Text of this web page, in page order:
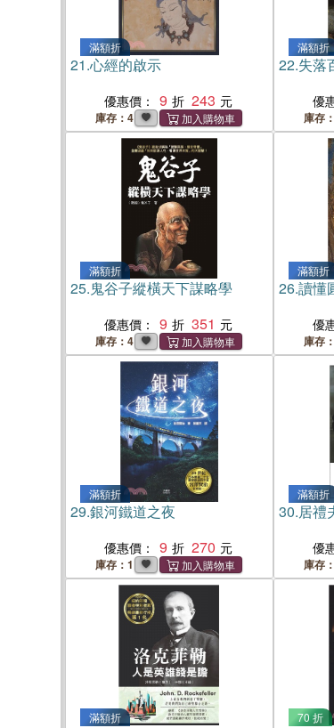
滿額折
21.心經的啟示
優惠價： 9 243
庫存：4
滿額折
22.失落
優
庫存
滿額折
25.鬼谷子縱橫天下謀略學
優惠價： 9 351
庫存：4
滿額折
26.讀懂
優
庫存
滿額折
29.銀河鐵道之夜
優惠價： 9 270
庫存：1
滿額折
30.居禮
優
庫存
滿額折 70 折